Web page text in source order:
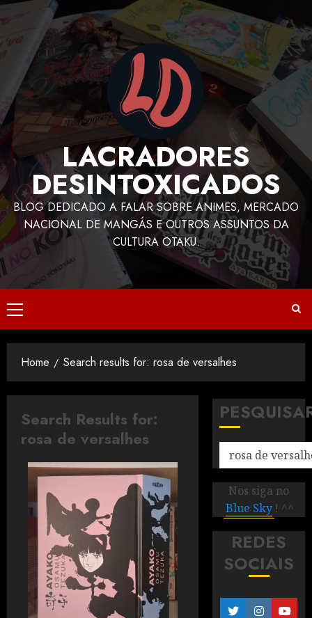
LACRADORES
DESINTOXICADOS
BLOG DEDICADO A FALAR SOBRE ANIMES, MERCADO
NACIONAL DE MANGÁS E OUTROS ASSUNTOS DA
CULTURA OTAKU.
Home Search results for: rosa de versalhes
Search Results for:
rosa de versalhes
Nos siga no
Blue Sky ! ^^
REDES
SOCIAIS